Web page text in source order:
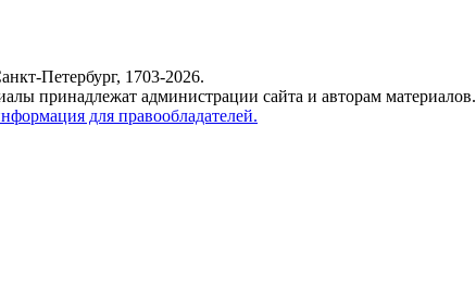
Петербург, 1703-2026.
принадлежат администрации сайта и авторам материалов.
для правообладателей.